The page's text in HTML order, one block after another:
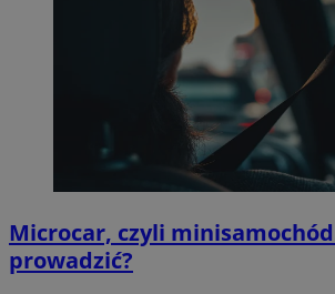
Microcar, czyli
prowadzić?